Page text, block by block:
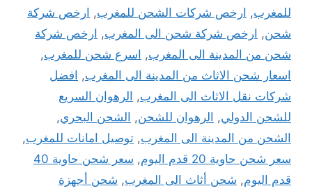
للمغرب, ارخص شركات الشحن للمغرب, ارخص شركة
شحن, ارخص شركة شحن الى المغرب, ارخص شركة
شحن من المدينة الى المغرب, اسرع شحن للمغرب,
اسعار شحن الاثاث من المدينة الى المغرب, افضل
شركات نقل الاثاث الى المغرب, الرهوان السريع
للشحن الدولي, الرهوان للشحن, الشحن البحري,
الشحن من المدينة الى المغرب, توصيل امانات للمغرب,
سعر شحن حاوية 20 قدم اليوم
,
سعر شحن حاوية 40
قدم اليوم, شحن أثاث الى المغرب, شحن أجهزة